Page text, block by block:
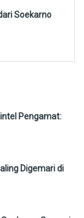
Soekarno
Pengamat:
Digemari di